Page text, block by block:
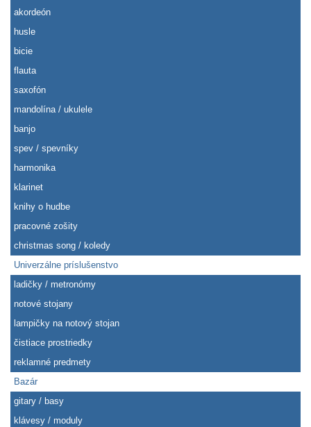
akordeón
husle
bicie
flauta
saxofón
mandolína / ukulele
banjo
spev / spevníky
harmonika
klarinet
knihy o hudbe
pracovné zošity
christmas song / koledy
Univerzálne príslušenstvo
ladičky / metronómy
notové stojany
lampičky na notový stojan
čistiace prostriedky
reklamné predmety
Bazár
gitary / basy
klávesy / moduly